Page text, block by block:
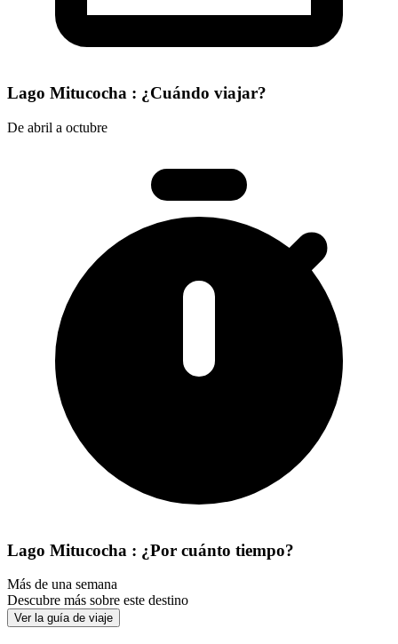
Lago Mitucocha : ¿Cuándo viajar?
De abril a octubre
Lago Mitucocha : ¿Por cuánto tiempo?
Más de una semana
Descubre más sobre este destino
Ver la guía de viaje